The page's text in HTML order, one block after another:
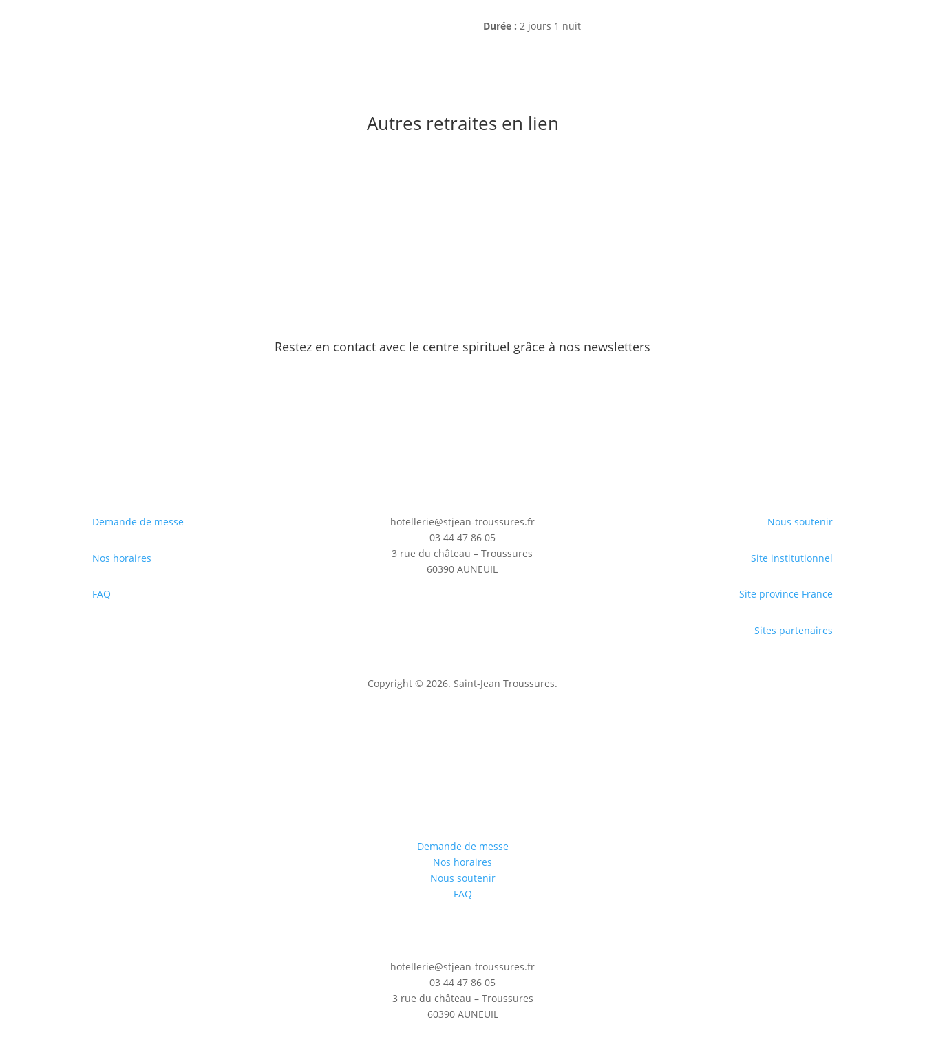
Durée : 2 jours 1 nuit
Autres retraites en lien
Restez en contact avec le centre spirituel grâce à nos newsletters
Demande de messe
Nos horaires
FAQ
hotellerie@stjean-troussures.fr
03 44 47 86 05
3 rue du château – Troussures
60390 AUNEUIL
Nous soutenir
Site institutionnel
Site province France
Sites partenaires
Copyright © 2026. Saint-Jean Troussures.
Demande de messe
Nos horaires
Nous soutenir
FAQ
hotellerie@stjean-troussures.fr
03 44 47 86 05
3 rue du château – Troussures
60390 AUNEUIL